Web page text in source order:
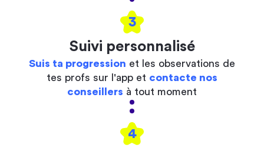
3
Suivi personnalisé
Suis ta progression et les observations de
tes profs sur l'app et contacte nos
conseillers à tout moment
4